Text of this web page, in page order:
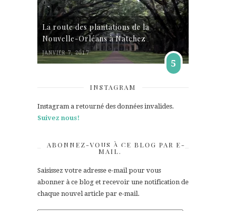
La route des plantations de la
Nouvelle-Orléans à Natchez
JANVIER 7, 2017
5
INSTAGRAM
Instagram a retourné des données invalides.
Suivez nous!
ABONNEZ-VOUS À CE BLOG PAR E-
MAIL.
Saisissez votre adresse e-mail pour vous
abonner à ce blog et recevoir une notification de
chaque nouvel article par e-mail.